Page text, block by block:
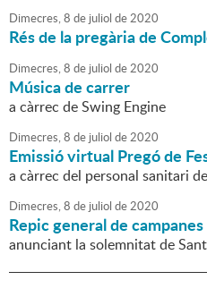
Dimecres,8 de juliol de2020
Rés de la pregària de
Dimecres,8 de juliol de2020
Música de carrer
a càrrec de Swing Engine
Dimecres,8 de juliol de2020
Emissió virtual Pregó de
a càrrec del personal sanitari
Dimecres,8 de juliol de2020
Repic general de campanes
anunciant la solemnitat de